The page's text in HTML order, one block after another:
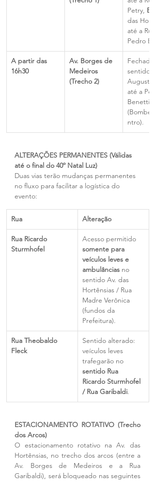
Petry, E
das
até a Rua
Pedro
A partir das
16h30
Av. Borges de
Medeiros
(Trecho 2)
Fechada
sentido
Augusto
até a
Benetti
ntro).
ALTERAÇÕES PERMANENTES (Válidas
até o final do 40º Natal Luz)
Duas vias terão mudanças permanentes
no fluxo para facilitar a logística do
evento:
Rua Alteração
Rua Ricardo
Sturmhofel
Acesso permitido
somente para
veículos leves e
ambulâncias no
sentido Av. das
Hortênsias / Rua
Madre Verônica
(fundos da
Prefeitura).
Rua Theobaldo
Fleck
Sentido alterado:
veículos leves
trafegarão no
sentido Rua
Ricardo Sturmhofel
/ Rua Garibaldi.
ESTACIONAMENTO ROTATIVO (Trecho
dos Arcos)
O estacionamento rotativo na Av. das
Hortênsias, no trecho dos arcos (entre a
Av. Borges de Medeiros e a Rua
Garibaldi), será bloqueado nas seguintes